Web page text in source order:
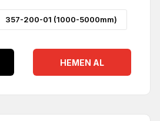
357-200-01 (1000-5000mm)
HEMEN AL